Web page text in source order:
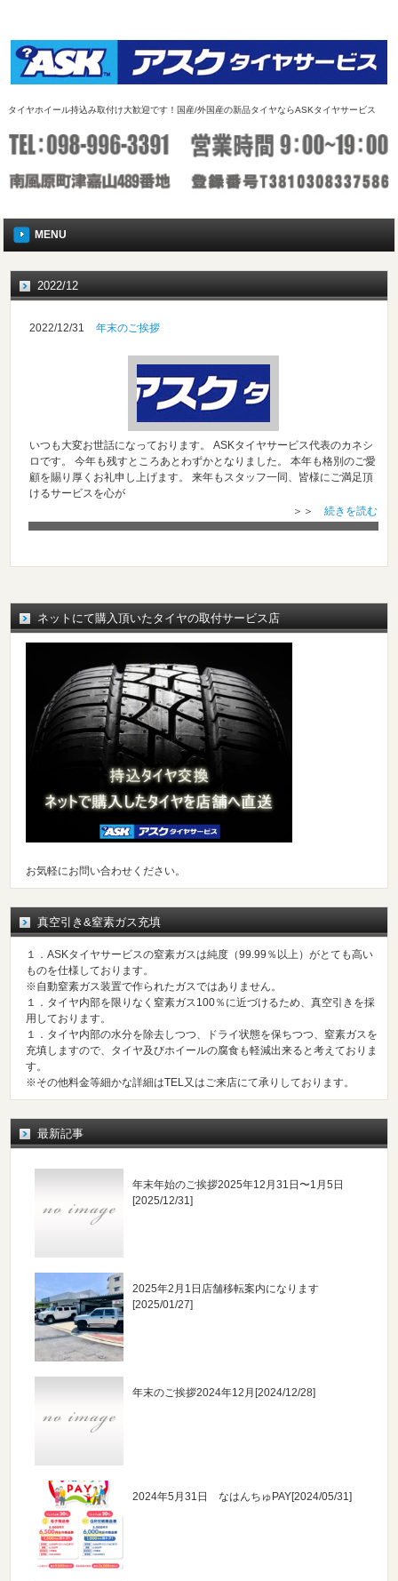
タイヤホイール持込み取付け大歓迎です！国産/外国産の新品タイヤならASKタイヤサービス
MENU
2022/12
2022/12/31 年末のご挨拶
いつも大変お世話になっております。 ASKタイヤサービス代表のカネシ
ロです。 今年も残すところあとわずかとなりました。 本年も格別のご愛
顧を賜り厚くお礼申し上げます。 来年もスタッフ一同、皆様にご満足頂
けるサービスを心が
＞＞ 続きを読む
ネットにて購入頂いたタイヤの取付サービス店
お気軽にお問い合わせください。
真空引き&窒素ガス充填
１．ASKタイヤサービスの窒素ガスは純度（99.99％以上）がとても高い
ものを仕様しております。
※自動窒素ガス装置で作られたガスではありません。
１．タイヤ内部を限りなく窒素ガス100％に近づけるため、真空引きを採
用しております。
１．タイヤ内部の水分を除去しつつ、ドライ状態を保ちつつ、窒素ガスを
充填しますので、タイヤ及びホイールの腐食も軽減出来ると考えておりま
す。
※その他料金等細かな詳細はTEL又はご来店にて承りしております。
最新記事
年末年始のご挨拶2025年12月31日〜1月5日
[2025/12/31]
2025年2月1日店舗移転案内になります
[2025/01/27]
年末のご挨拶2024年12月 [2024/12/28]
2024年5月31日 なはんちゅPAY[2024/05/31]